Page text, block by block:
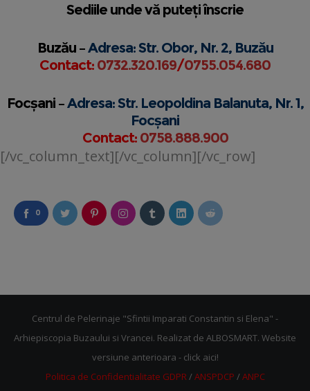
Sediile unde vă puteți înscrie
Buzău –Adresa: Str. Obor, Nr. 2, Buzău
Contact: 0732.320.169/0755.054.680
Focșani –Adresa: Str. Leopoldina Balanuta, Nr. 1,
Focșani
Contact: 0758.888.900
[/vc_column_text][/vc_column][/vc_row]
0
Centrul de Pelerinaje "Sfintii Imparati Constantin si Elena" -
Arhiepiscopia Buzaului si Vrancei. Realizat de ALBOSMART. Website
versiune anterioara - click aici!
Politica de Confidentialitate GDPR /ANSPDCP /ANPC